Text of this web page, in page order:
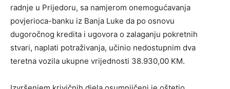
radnje u Prijedoru, sa namjerom onemogućavanja
povjerioca-banku iz Banja Luke da po osnovu
dugoročnog kredita i ugovora o zalaganju pokretnih
stvari, naplati potraživanja, učinio nedostupnim dva
teretna vozila ukupne vrijednosti 38.930,00 KM.